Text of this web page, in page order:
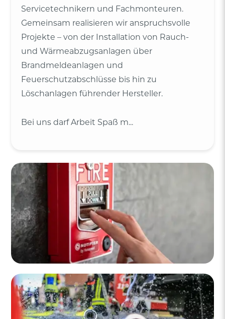
Servicetechnikern und Fachmonteuren.
Gemeinsam realisieren wir anspruchsvolle
Projekte – von der Installation von Rauch-
und Wärmeabzugsanlagen über
Brandmeldeanlagen und
Feuerschutzabschlüsse bis hin zu
Löschanlagen führender Hersteller.
Bei uns darf Arbeit Spaß m...